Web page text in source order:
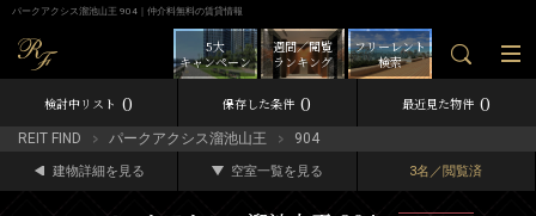
パークアクシス溜池山王 904｜仲介料無料の賃貸情報
フリーレント
検索
週間／閲覧
ランキング
5大
キャンペーン
検討中リスト 0 保存した条件 0 最近見た物件 0
REIT FIND パークアクシス溜池山王 904
建物詳細を見る 空室一覧を見る 3名／閲覧済